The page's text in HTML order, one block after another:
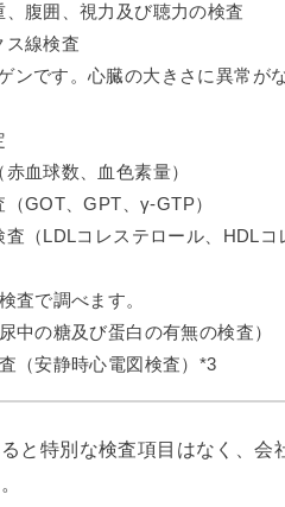
、腹囲、視力及び聴力の検査
ス線検査
ンです。心臓の大きさに異常が
血球数、血色素量）
GOT、GPT、γ-GTP）
（LDLコレステロール、HDLコ
査で調べます。
中の糖及び蛋白の有無の検査）
（安静時心電図検査）*3
ると特別な検査項目はなく、